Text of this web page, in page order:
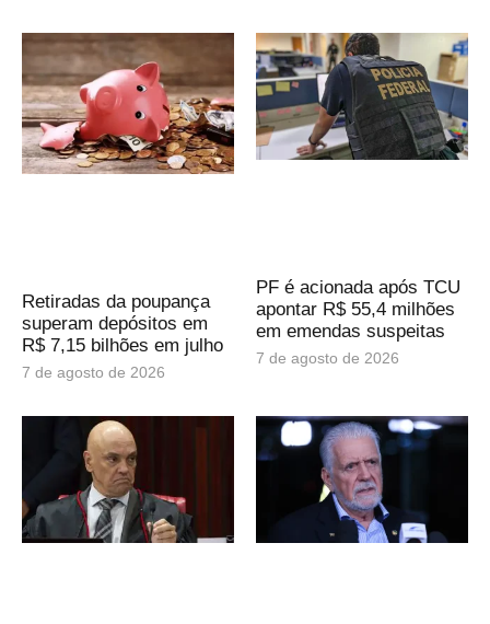
Retiradas da poupança
superam depósitos em
R$ 7,15 bilhões em julho
7 de agosto de 2026
PF é acionada após TCU
apontar R$ 55,4 milhões
em emendas suspeitas
7 de agosto de 2026